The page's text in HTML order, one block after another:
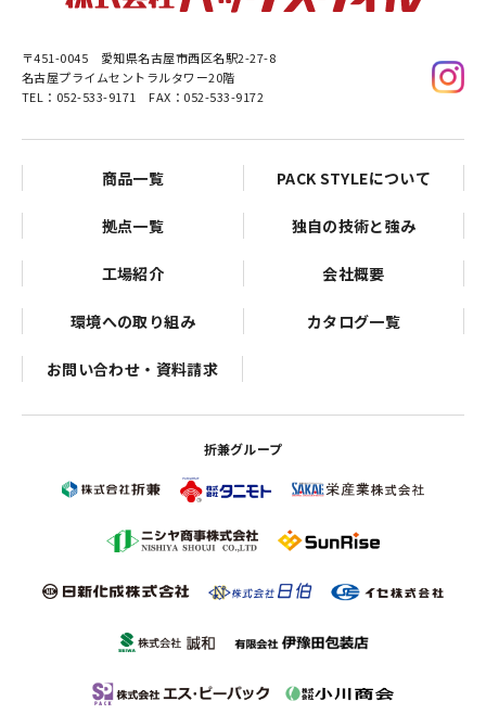
〒451-0045 愛知県名古屋市西区名駅2-27-8
名古屋プライムセントラルタワー20階
TEL：052-533-9171 FAX：052-533-9172
商品一覧 PACK STYLEについて
拠点一覧 独自の技術と強み
工場紹介 会社概要
環境への取り組み カタログ一覧
お問い合わせ・資料請求
折兼グループ